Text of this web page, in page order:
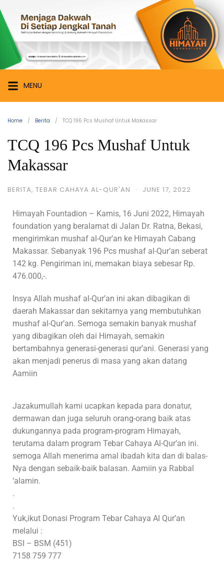
MENU
Home Berita TCQ 196 Pcs Mushaf Untuk Makassar
TCQ 196 Pcs Mushaf Untuk
Makassar
BERITA, TEBAR CAHAYA AL-QUR'AN · JUNE 17, 2022
Himayah Fountadion – Kamis, 16 Juni 2022, Himayah
foundation yang beralamat di Jalan Dr. Ratna, Bekasi,
mengirimkan mushaf al-Qur’an ke Himayah Cabang
Makassar. Sebanyak 196 Pcs mushaf al-Qur’an seberat
142 kg. Pengiriman ini, memakan biaya sebesar Rp.
476.000,-.
Insya Allah mushaf al-Qur’an ini akan dibagikan di
daerah Makassar dan sekitarnya yang membutuhkan
mushaf al-Qur’an. Semoga semakin banyak mushaf
yang dibagikan oleh dai Himayah, semakin
bertambahnya generasi-generasi qur’ani. Generasi yang
akan menjadi penerus di masa yang akan datang
Aamiin
Jazakumullah kami ucapkan kepada para donatur,
dermawan dan juga seluruh orang-orang baik atas
dukungannya pada program-program Himayah,
terutama dalam program Tebar Cahaya Al-Qur’an ini.
semoga Allah menerima amal ibadah kita dan di balas-
Nya dengan sebaik-baik balasan. Aamiin ya Rabbal
‘alamin.
.
.
Yuk,ikut Donasi Program Tebar Cahaya Al Qur’an
melalui :
BSI – BSM (451)
7158 759 777